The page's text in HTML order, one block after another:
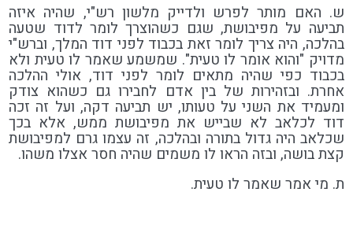
ש. האם מותר לפרש ולדייק מלשון רש"י, שהיה איזה
תביעה על מפיבושת, שגם כשהוצרך לומר לדוד שטעה
בהלכה, היה צריך לומר זאת בכבוד לפני דוד המלך, וברש"י
מדויק "והוא אומר לו טעית". שמשמע שאמר לו טעית ולא
בכבוד כפי שהיה מתאים לומר לפני דוד, אולי ההלכה
אחרת. ובזהירות של בין אדם לחבירו גם כשהוא צודק
ומעמיד את השני על טעותו, יש תביעה דקה, ועל זה זכה
דוד לכלאב לא שבייש את מפיבושת ממש, אלא בכך
שכלאב היה גדול בתורה ובהלכה, זה עצמו גרם למפיבושת
קצת בושה, ובזה הראו לו משמים שהיה חסר אצלו משהו.
ת. מי אמר שאמר לו טעית.